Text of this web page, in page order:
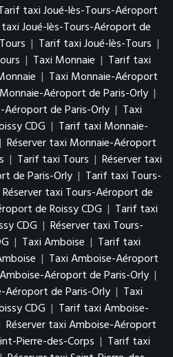
taxi Joué-lès-Tours-Aéroport
taxi Joué-lès-Tours-Aéroport de
| Tarif taxi Joué-lès-Tours |
| Taxi Monnaie | Tarif taxi
| Taxi Monnaie-Aéroport
Aéroport de Paris-Orly |
Aéroport de Paris-Orly | Taxi
CDG | Tarif taxi Monnaie-
| Réserver taxi Monnaie-Aéroport
| Tarif taxi Tours | Réserver taxi
de Paris-Orly | Tarif taxi Tours-
Réserver taxi Tours-Aéroport de
de Roissy CDG | Tarif taxi
CDG | Réserver taxi Tours-
| Taxi Amboise | Tarif taxi
| Taxi Amboise-Aéroport
Aéroport de Paris-Orly |
Aéroport de Paris-Orly | Taxi
CDG | Tarif taxi Amboise-
Réserver taxi Amboise-Aéroport
Pierre-des-Corps | Tarif taxi